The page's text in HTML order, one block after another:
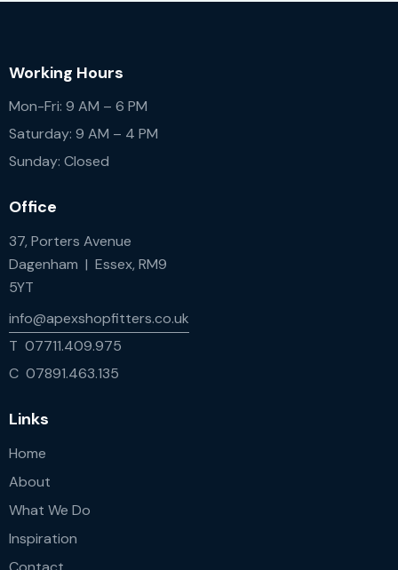
Working Hours
Mon-Fri: 9 AM – 6 PM
Saturday: 9 AM – 4 PM
Sunday: Closed
Office
37, Porters Avenue
Dagenham | Essex, RM9
5YT
info@apexshopfitters.co.uk
T 07711.409.975
C 07891.463.135
Links
Home
About
What We Do
Inspiration